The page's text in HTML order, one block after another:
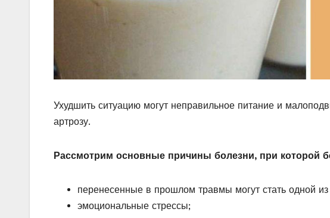
Ухудшить ситуацию могут неправильное питание и
артрозу.
Рассмотрим основные причины болезни, при которой
перенесенные в прошлом травмы могут стать одной из
эмоциональные стрессы;